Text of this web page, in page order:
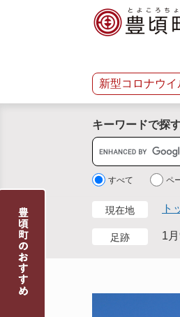
へ
新型コロナウ
キーワードで探
サ
イ
ト すべて ペ
現在地 ト
足跡 1